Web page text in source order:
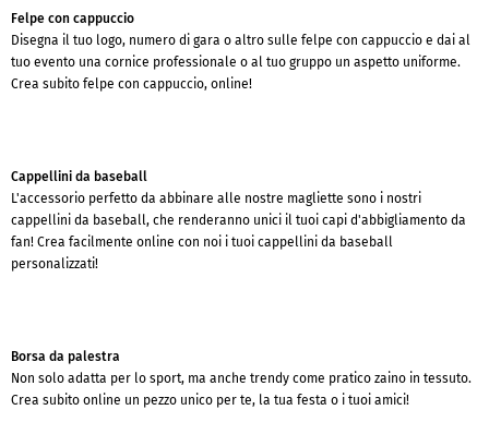
Felpe con cappuccio
Disegna il tuo logo, numero di gara o altro sulle felpe con cappuccio e dai al
tuo evento una cornice professionale o al tuo gruppo un aspetto uniforme.
Crea subito felpe con cappuccio, online!
Cappellini da baseball
L'accessorio perfetto da abbinare alle nostre magliette sono i nostri
cappellini da baseball, che renderanno unici il tuoi capi d'abbigliamento da
fan! Crea facilmente online con noi i tuoi cappellini da baseball
personalizzati!
Borsa da palestra
Non solo adatta per lo sport, ma anche trendy come pratico zaino in tessuto.
Crea subito online un pezzo unico per te, la tua festa o i tuoi amici!